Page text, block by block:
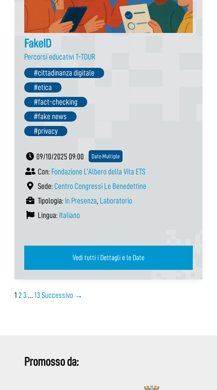
FakeID
Percorsi educativi T-TOUR
#cittadinanza digitale
#etica
#fact-checking
#fake news
#privacy
09/10/2025 09:00 Date Multiple
Con: Fondazione L’Albero della Vita ETS
Sede: Centro Congressi Le Benedettine
Tipologia: In Presenza, Laboratorio
Lingua: Italiano
Vedi tutti i Dettagli e le Date
1 2 3 … 13 Successivo →
Promosso da: